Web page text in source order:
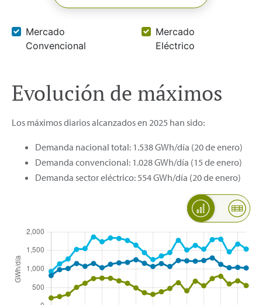
Mercado
Convencional
Mercado
Eléctrico
Evolución de máximos
Los máximos diarios alcanzados en 2025 han sido:
Demanda nacional total: 1.538 GWh/día (20 de enero)
Demanda convencional: 1.028 GWh/día (15 de enero)
Demanda sector eléctrico: 554 GWh/día (20 de enero)